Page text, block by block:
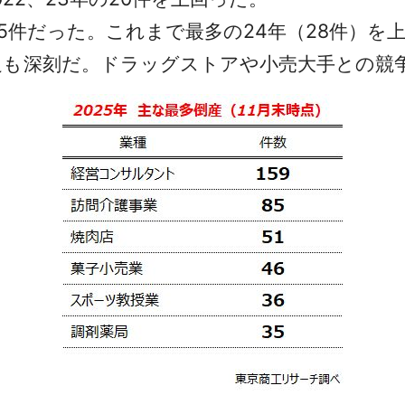
件だった。これまで最多の24年（28件）を
深刻だ。ドラッグストアや小売大手との競